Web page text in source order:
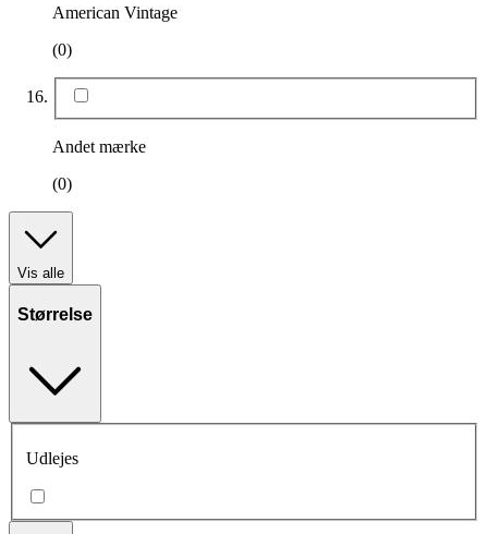
American Vintage
(0)
Andet mærke
(0)
Vis alle
Størrelse
Udlejes